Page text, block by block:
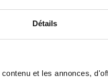
Détails
et les annonces,
machines adaptées aux
?
transporter des matériaux
boueux ou escarpés, en